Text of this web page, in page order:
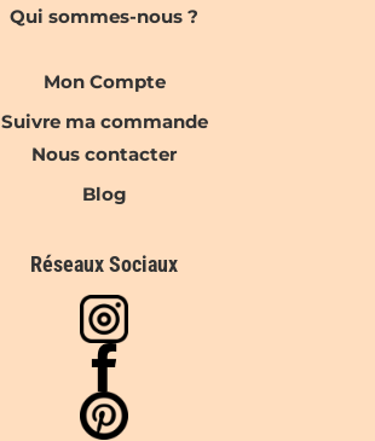
Qui sommes-nous ?
Mon Compte
Suivre ma commande
Nous contacter
Blog
Réseaux Sociaux